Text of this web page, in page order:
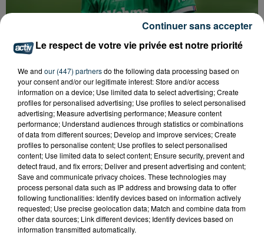
ASSE : UN COMMUNIQUÉ COMMUN POUR
DEMANDER LE DÉPART DE PIERRE EKWAH
Le respect de votre vie privée est notre priorité
We and our (447) partnersdo the following data processing based on
your consent and/or our legitimate interest: Store and/or access
information on a device; Use limited data to select advertising; Create
profiles for personalised advertising; Use profiles to select personalised
advertising; Measure advertising performance; Measure content
performance; Understand audiences through statistics or combinations
of data from different sources; Develop and improve services; Create
profiles to personalise content; Use profiles to select personalised
content; Use limited data to select content; Ensure security, prevent and
detect fraud, and fix errors; Deliver and present advertising and content;
Save and communicate privacy choices. These technologies may
process personal data such as IP address and browsing data to offer
following functionalities: Identify devices based on information actively
requested; Use precise geolocation data; Match and combine data from
other data sources; Link different devices; Identify devices based on
information transmitted automatically.
Continuer sans accepter